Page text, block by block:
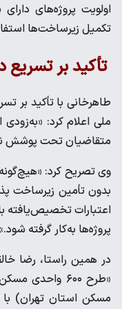
اولویت پروژه‌های
تکمیل زیرساخت‌ها
تأکید بر
طاهرخانی با تأکید بر
ملی اعلام کرد: «به‌زودی
متقاضیان تحت پوشش
وی تصریح کرد:
بدون تأمین زیرساخت
اعتبارات تخصیص‌یافته
پروژه‌ها به‌کار گرفته شود.»
در همین راستا، رضا
«طرح ۶۰۰
مسکن استان تهران)